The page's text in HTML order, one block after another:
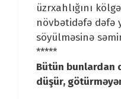
üzrxahlığını
növbətidəfə dəfə
söyülməsinə
*****
Bütün bunlardan
düşür,